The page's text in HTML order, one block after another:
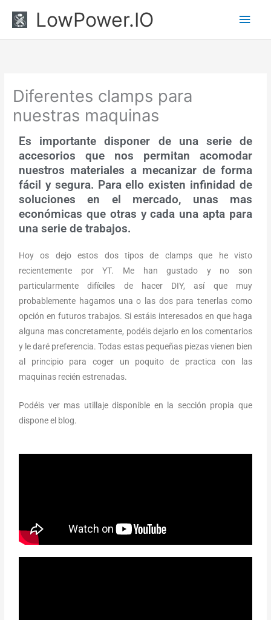
LowPower.IO
Diferentes clamps para
nuestras maquinas
Es importante disponer de una serie de
accesorios que nos permitan acomodar
nuestros materiales a mecanizar de forma
fácil y segura. Para ello existen infinidad de
soluciones en el mercado, unas mas
económicas que otras y cada una apta para
una serie de trabajos.
Hoy os dejo estos dos tipos de clamps que he visto
recientemente por YT. Me han gustado y no son
particularmente difíciles de hacer DIY, así que muy
probablemente hagamos una o las dos para tenerlas como
opción en futuros trabajos. Si estáis interesados en que haga
alguna mas concretamente, podéis dejarlo en los comentarios
y le daré preferencia. Todas estas pequeñas piezas vienen bien
al principio para coger un poquito de practica con las
maquinas recién estrenadas.
Podéis ver mas utillaje disponible en la sección propia que
dispone el blog.